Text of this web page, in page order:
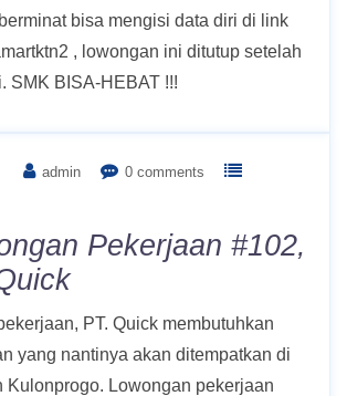
bisa mengisi data diri di link
, lowongan ini ditutup setelah
SMK BISA-HEBAT !!!
admin
0 comments
Pekerjaan #102,
PT. Quick membutuhkan
yang nantinya akan ditempatkan di
Kulonprogo. Lowongan pekerjaan